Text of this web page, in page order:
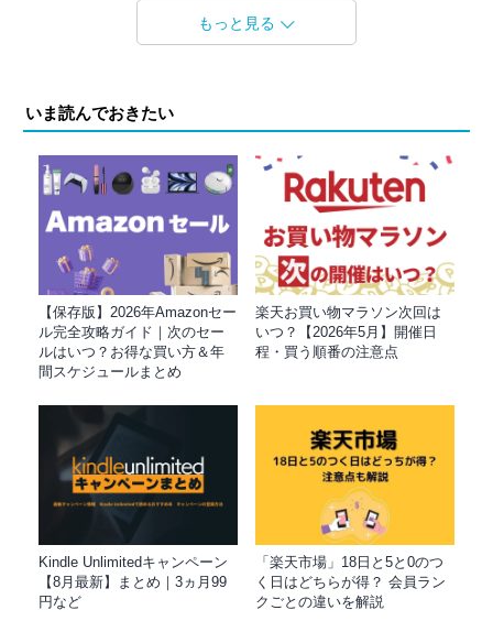
もっと見る
いま読んでおきたい
【保存版】2026年Amazonセー
ル完全攻略ガイド｜次のセー
ルはいつ？お得な買い方＆年
間スケジュールまとめ
楽天お買い物マラソン次回は
いつ？【2026年5月】開催日
程・買う順番の注意点
Kindle Unlimitedキャンペーン
【8月最新】まとめ｜3ヵ月99
円など
「楽天市場」18日と5と0のつ
く日はどちらが得？ 会員ラン
クごとの違いを解説